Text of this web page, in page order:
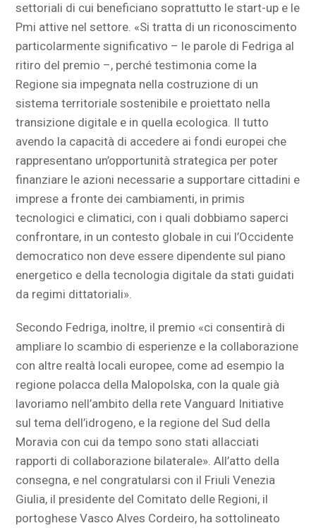
settoriali di cui beneficiano soprattutto le start-up e le
Pmi attive nel settore. «Si tratta di un riconoscimento
particolarmente significativo – le parole di Fedriga al
ritiro del premio –, perché testimonia come la
Regione sia impegnata nella costruzione di un
sistema territoriale sostenibile e proiettato nella
transizione digitale e in quella ecologica. Il tutto
avendo la capacità di accedere ai fondi europei che
rappresentano un’opportunità strategica per poter
finanziare le azioni necessarie a supportare cittadini e
imprese a fronte dei cambiamenti, in primis
tecnologici e climatici, con i quali dobbiamo saperci
confrontare, in un contesto globale in cui l’Occidente
democratico non deve essere dipendente sul piano
energetico e della tecnologia digitale da stati guidati
da regimi dittatoriali».
Secondo Fedriga, inoltre, il premio «ci consentirà di
ampliare lo scambio di esperienze e la collaborazione
con altre realtà locali europee, come ad esempio la
regione polacca della Malopolska, con la quale già
lavoriamo nell’ambito della rete Vanguard Initiative
sul tema dell’idrogeno, e la regione del Sud della
Moravia con cui da tempo sono stati allacciati
rapporti di collaborazione bilaterale». All’atto della
consegna, e nel congratularsi con il Friuli Venezia
Giulia, il presidente del Comitato delle Regioni, il
portoghese Vasco Alves Cordeiro, ha sottolineato